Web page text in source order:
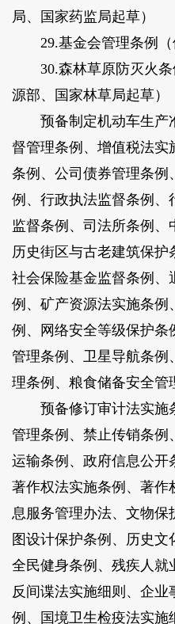
局、国家药监局起草）
29.基金会管理条例（
30.森林草原防灭火条
源部、国家林草局起草）
预备制定机动车生产
督管理条例、增值税法实
条例、公司债券管理条例
例、行政执法监督条例、
监督条例、司法所条例、
历史街区与古老建筑保护
社会保险基金监督条例、
例、矿产资源法实施条例
例、网络安全等级保护条
管理条例、卫星导航条例
理条例、粮食储备安全管
预备修订审计法实施
管理条例、禁止传销条例
运输条例、政府信息公开
著作权法实施条例、著作
息服务管理办法、文物保
图设计保护条例、历史文
全民健身条例、残疾人就
反间谍法实施细则、企
例、国境卫生检疫法实施